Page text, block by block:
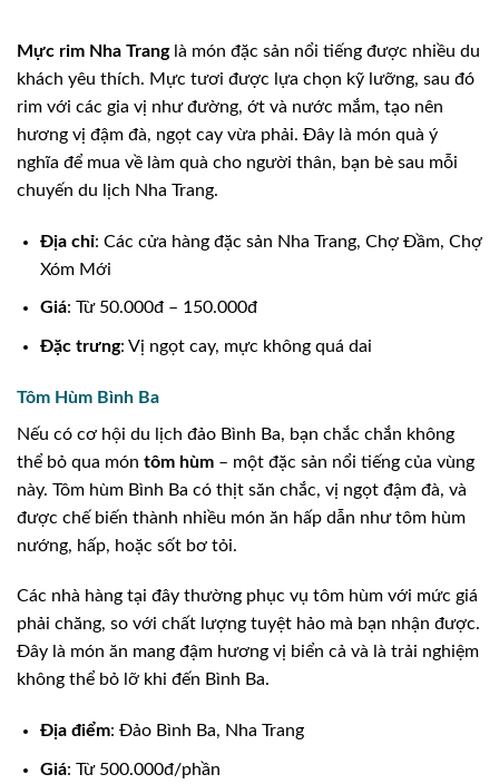
Mực rim Nha Tranglà món đặc sản nổi tiếng được nhiều du
khách yêu thích. Mực tươi được lựa chọn kỹ lưỡng, sau đó
rim với các gia vị như đường, ớt và nước mắm, tạo nên
hương vị đậm đà, ngọt cay vừa phải. Đây là món quà ý
nghĩa để mua về làm quà cho người thân, bạn bè sau mỗi
chuyến du lịch Nha Trang.
Địa chỉ: Các cửa hàng đặc sản Nha Trang, Chợ Đầm, Chợ
Xóm Mới
Giá: Từ 50.000đ – 150.000đ
Đặc trưng: Vị ngọt cay, mực không quá dai
Tôm Hùm Bình Ba
Nếu có cơ hội du lịch đảo Bình Ba, bạn chắc chắn không
thể bỏ qua món tôm hùm – một đặc sản nổi tiếng của vùng
này. Tôm hùm Bình Ba có thịt săn chắc, vị ngọt đậm đà, và
được chế biến thành nhiều món ăn hấp dẫn như tôm hùm
nướng, hấp, hoặc sốt bơ tỏi.
Các nhà hàng tại đây thường phục vụ tôm hùm với mức giá
phải chăng, so với chất lượng tuyệt hảo mà bạn nhận được.
Đây là món ăn mang đậm hương vị biển cả và là trải nghiệm
không thể bỏ lỡ khi đến Bình Ba.
Địa điểm: Đảo Bình Ba, Nha Trang
Giá: Từ 500.000đ/phần